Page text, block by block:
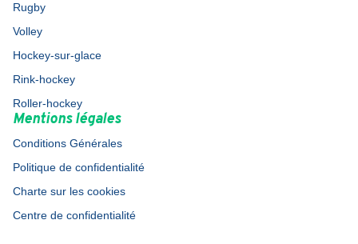
Rugby
Volley
Hockey-sur-glace
Rink-hockey
Roller-hockey
Mentions légales
Conditions Générales
Politique de confidentialité
Charte sur les cookies
Centre de confidentialité